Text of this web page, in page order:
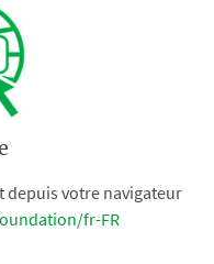
depuis votre navigateur
fr-FR